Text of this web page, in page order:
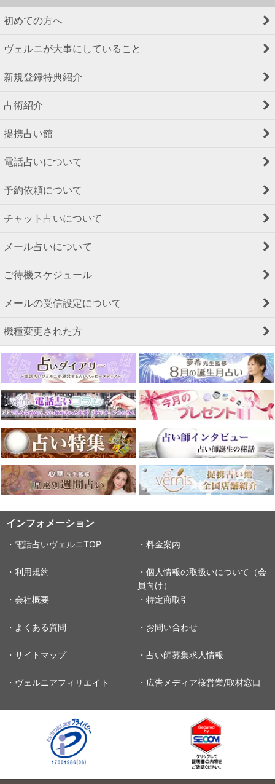
初めての方へ
ヴェルニが大事にしていること
新規登録特典紹介
占術紹介
提携占い館
電話占いについて
予約依頼について
チャット占いについて
メール占いについて
ご待機スケジュール
メールの受信設定について
機種変更された方
インフォメーション
・電話占いヴェルニTOP ・料金案内
・利用規約
・個人情報の取扱いについて（会
員向け）
・会社概要
・特定商取引
・よくある質問 ・お問い合わせ
・サイトマップ ・占い師募集求人情報
・ヴェルニアフィリエイト ・広告メディア様営業/取材窓口